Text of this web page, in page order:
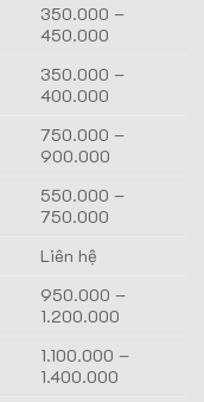
350.000 –
450.000
350.000 –
400.000
750.000 –
900.000
550.000 –
750.000
Liên hệ
950.000 –
1.200.000
1.100.000 –
1.400.000